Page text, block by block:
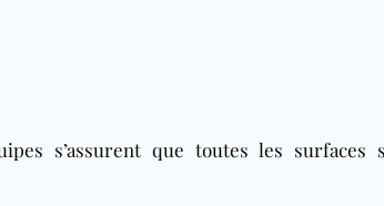
s’assurent que toutes les surfaces